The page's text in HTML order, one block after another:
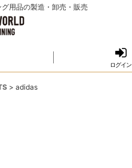
用品の製造・卸売・販売
ログイン
> adidas